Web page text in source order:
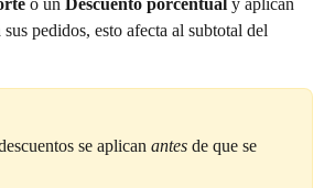
pedidos, esto afecta al subtotal del
se aplican antes de que se